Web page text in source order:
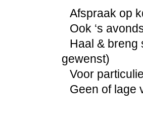
Afspraak op
Ook ‘s
Haal & breng
gewenst)
Voor
Geen of lage